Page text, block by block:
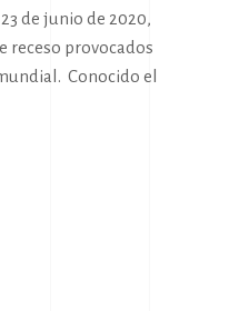
de junio de 2020,
receso provocados
Conocido el